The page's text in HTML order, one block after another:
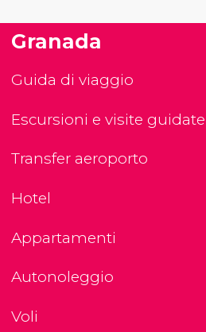
Granada
Guida di viaggio
Escursioni e visite guidate
Transfer aeroporto
Hotel
Appartamenti
Autonoleggio
Voli